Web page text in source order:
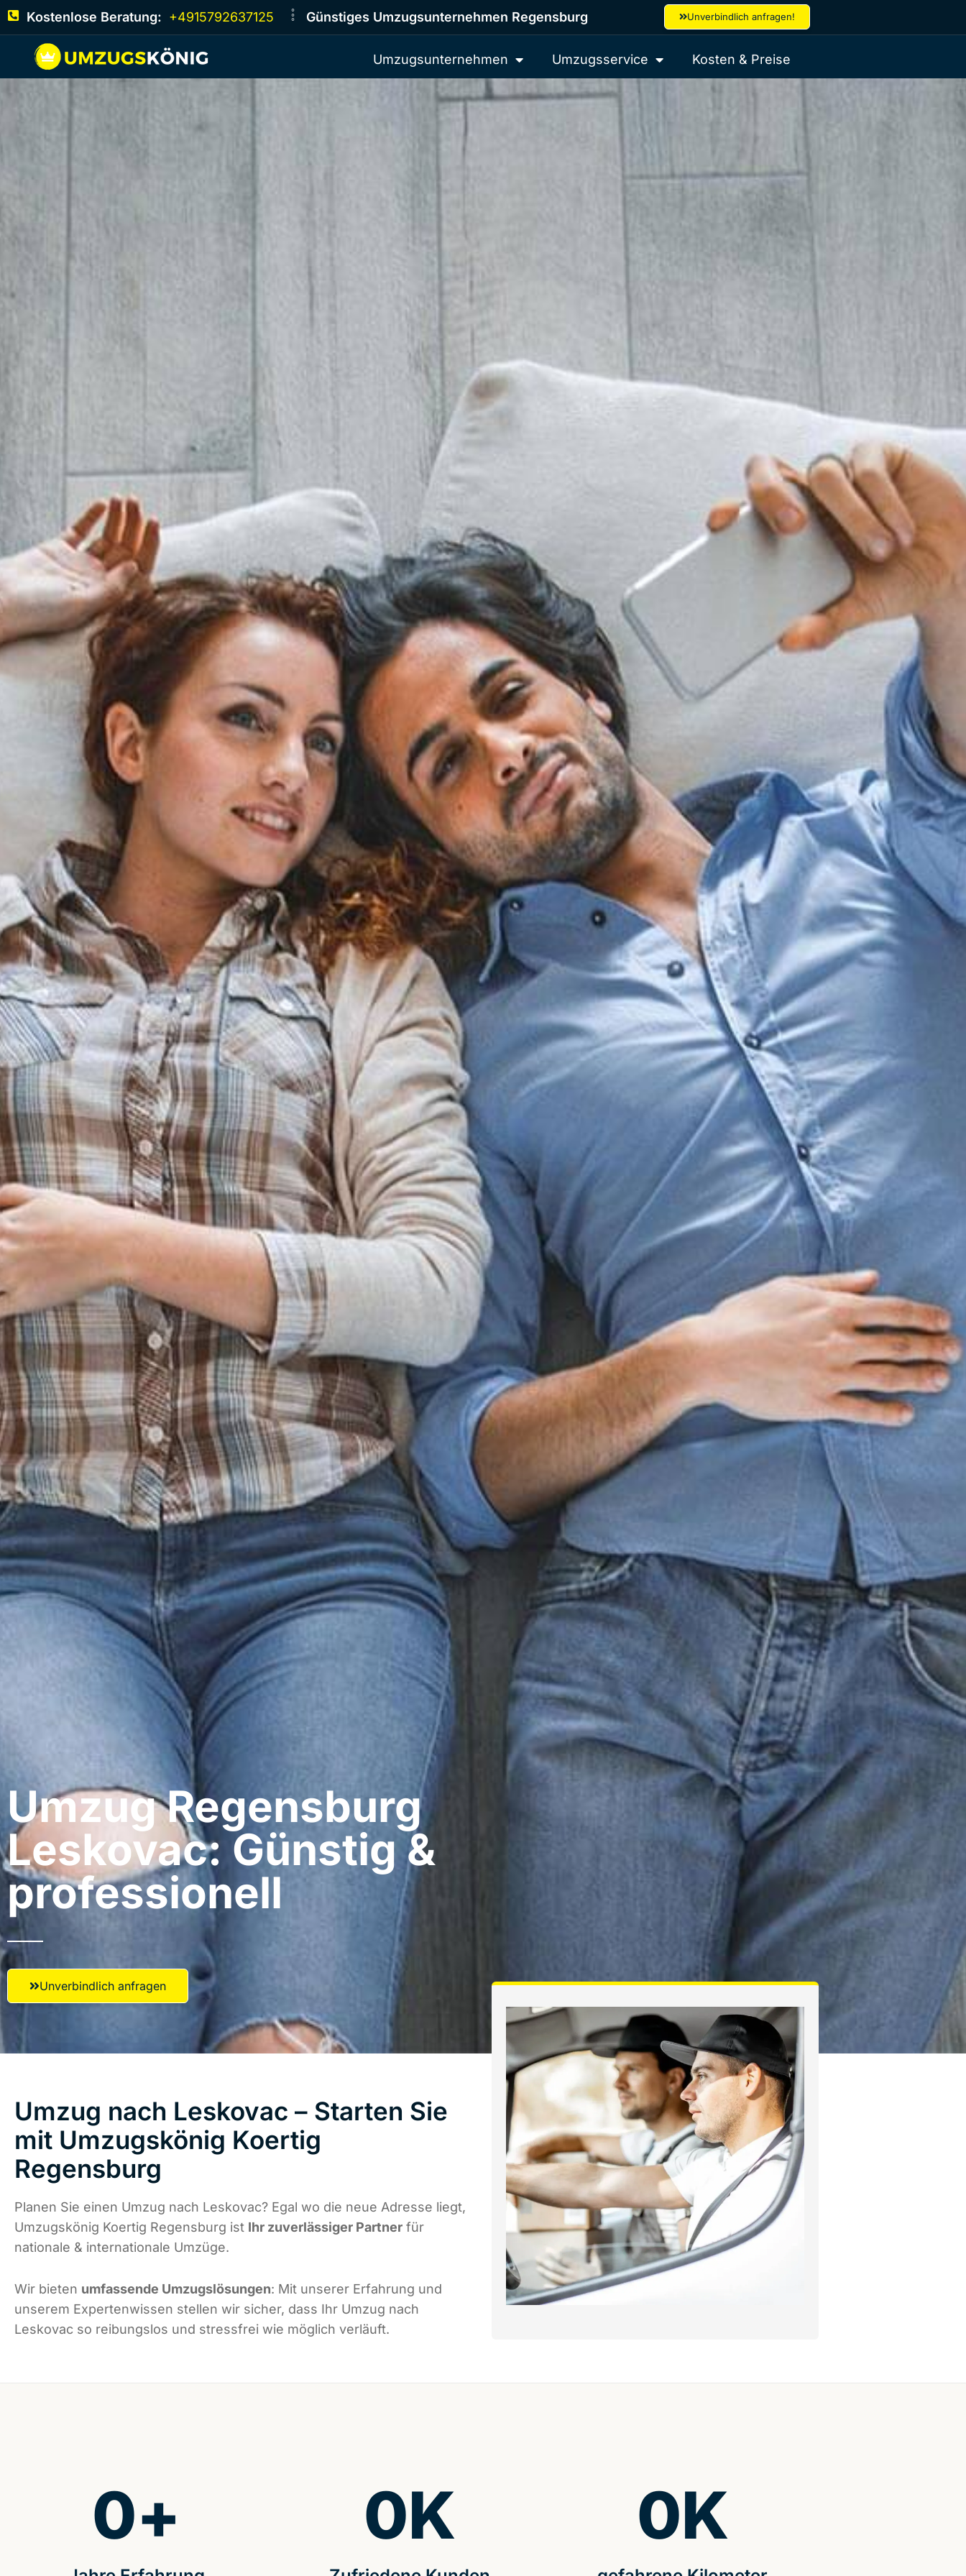
Kostenlose Beratung: +4915792637125 Günstiges Umzugsunternehmen Regensburg Unverbindlich anfragen!
Umzugsunternehmen Umzugsservice Kosten & Preise
Umzug Regensburg​
Leskovac: Günstig &
professionell​
Unverbindlich anfragen
Umzug nach Leskovac – Starten Sie
mit Umzugskönig Koertig
Regensburg
Planen Sie einen Umzug nach Leskovac? Egal wo die neue Adresse liegt,
Umzugskönig Koertig Regensburg ist Ihr zuverlässiger Partner für
nationale & internationale Umzüge.
Wir bieten umfassende Umzugslösungen: Mit unserer Erfahrung und
unserem Expertenwissen stellen wir sicher, dass Ihr Umzug nach
Leskovac so reibungslos und stressfrei wie möglich verläuft.
0+ 0K 0K